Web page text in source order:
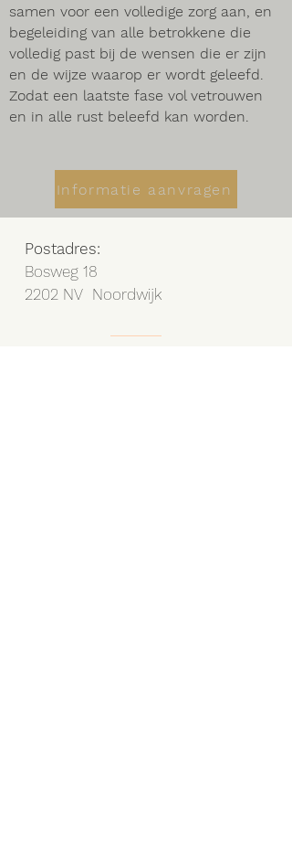
samen voor een volledige zorg aan, en
begeleiding van alle betrokkene die
volledig past bij de wensen die er zijn
en de wijze waarop er wordt geleefd.
Zodat een laatste fase vol vetrouwen
en in alle rust beleefd kan worden.
Informatie aanvragen
Postadres:
Bosweg 18
2202 NV Noordwijk